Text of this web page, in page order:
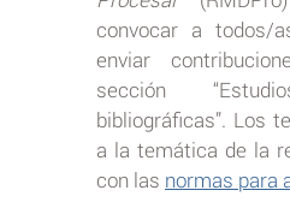
convocar a todos/
enviar
sección
bibliográficas”. Los
a la temática de la
con las normas para